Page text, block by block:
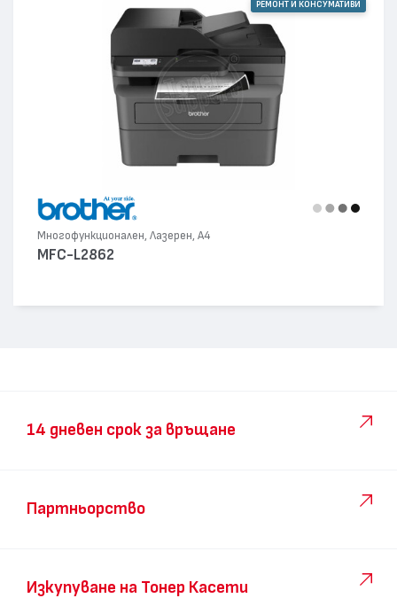
РЕМОНТ И КОНСУМАТИВИ
Многофункционален, Лазерен, А4
MFC-L2862
14 дневен срок за връщане
Партньорство
Изкупуване на Тонер Касети